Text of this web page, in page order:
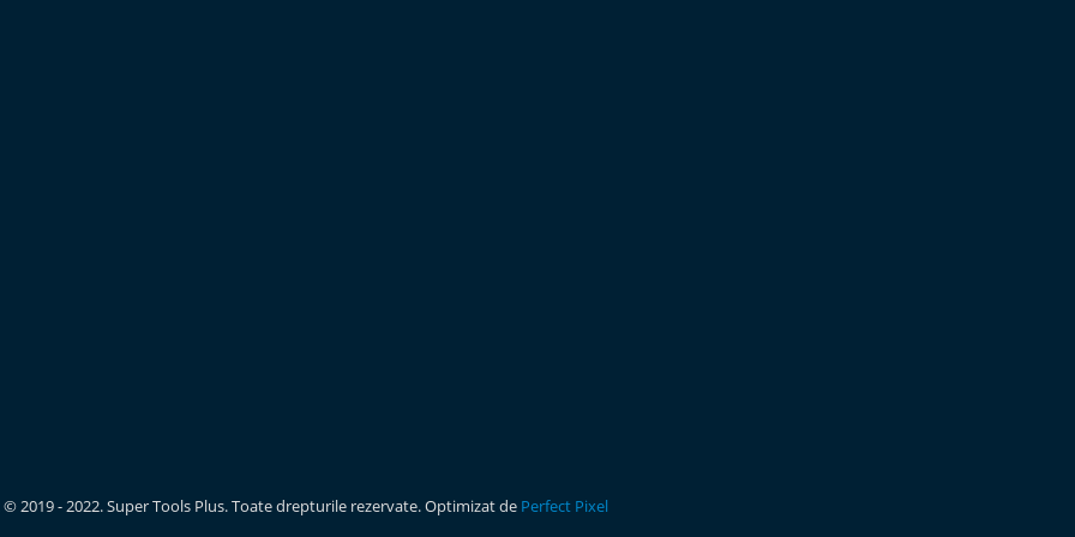
2019 - 2022. Super Tools Plus. Toate drepturile rezervate. Optimizat de Perfect Pixel